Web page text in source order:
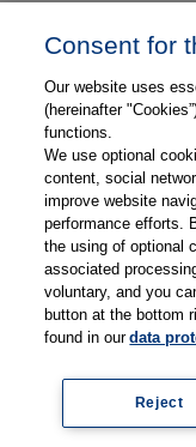
Karriere
Kontakt
Web-Semniare
Anwenderberichte
Partner
Impressum
Consent for
Our website uses
(hereinafter
functions.
We use optional
content, social
improve website
performance efforts.
the using of optional
associated
voluntary, and you
button at the bottom
found in ourdata
Reject